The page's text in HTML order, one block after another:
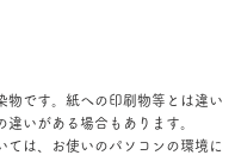
物です。紙への印刷物等とは違い
違いがある場合もあります。
ては、お使いのパソコンの環境に